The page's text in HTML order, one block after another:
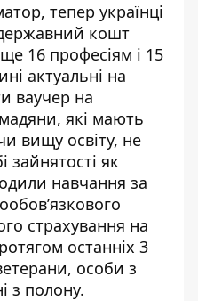
тепер українці
кошт
16 професіям і 15
актуальні на
ваучер на
які мають
вищу освіту, не
зайнятості як
навчання за
страхування на
останніх 3
особи з
з полону.